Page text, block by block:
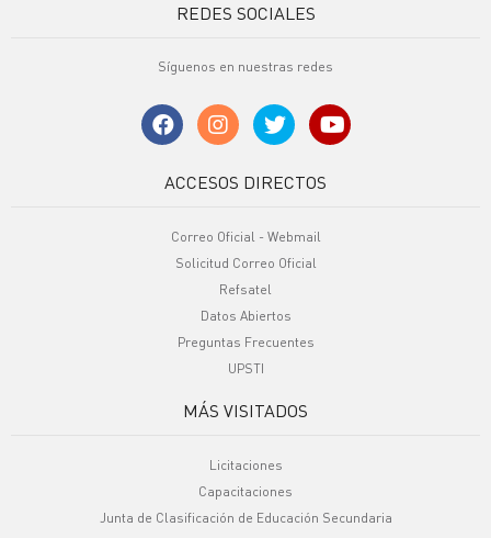
REDES SOCIALES
Síguenos en nuestras redes
ACCESOS DIRECTOS
Correo Oficial - Webmail
Solicitud Correo Oficial
Refsatel
Datos Abiertos
Preguntas Frecuentes
UPSTI
MÁS VISITADOS
Licitaciones
Capacitaciones
Junta de Clasificación de Educación Secundaria